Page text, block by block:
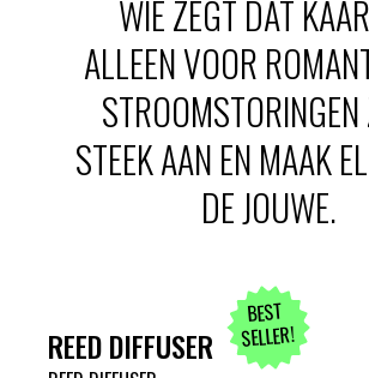
WIE ZEGT DAT
ALLEEN VOOR
STEEK AAN EN MAAK
DE JOUWE.
BEST
SELLER!
REED DIFFUSER